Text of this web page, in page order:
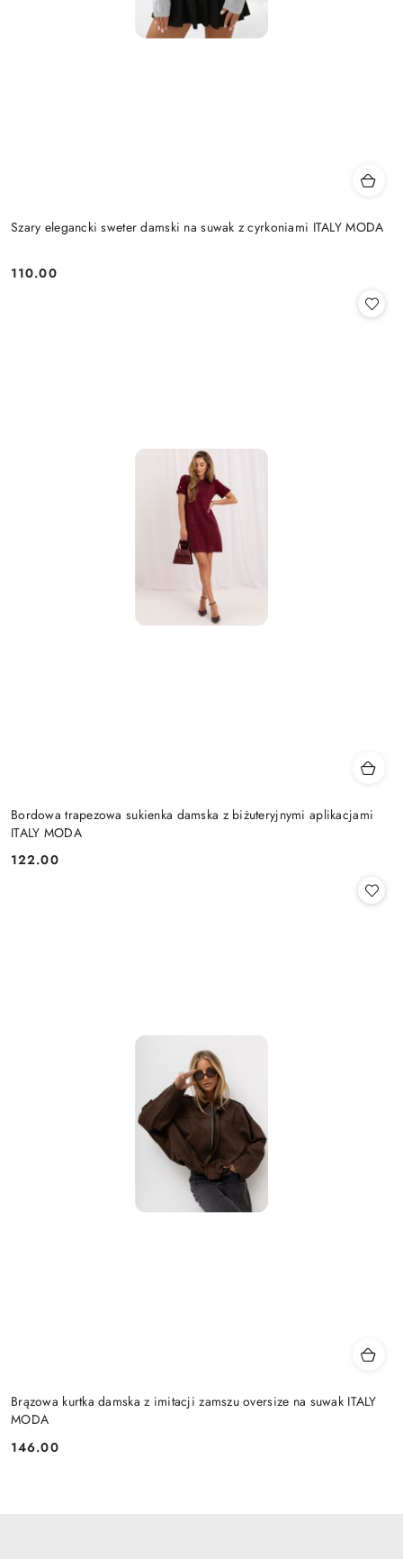
Szary elegancki sweter damski na suwak z cyrkoniami ITALY MODA
Cena:
110.00
Bordowa trapezowa sukienka damska z biżuteryjnymi aplikacjami
ITALY MODA
Cena:
122.00
Brązowa kurtka damska z imitacji zamszu oversize na suwak ITALY
MODA
Cena:
146.00